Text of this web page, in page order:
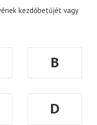
kezdőbetűjét vagy
B
D